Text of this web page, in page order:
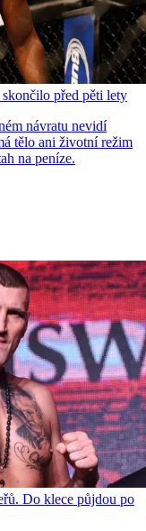
před pěti lety
návratu nevidí
tělo ani životní režim
na peníze.
Do klece půjdou po